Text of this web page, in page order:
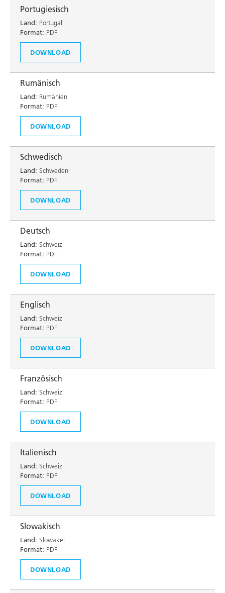
Portugiesisch
Land: Portugal
Format: PDF
DOWNLOAD
Rumänisch
Land: Rumänien
Format: PDF
DOWNLOAD
Schwedisch
Land: Schweden
Format: PDF
DOWNLOAD
Deutsch
Land: Schweiz
Format: PDF
DOWNLOAD
Englisch
Land: Schweiz
Format: PDF
DOWNLOAD
Französisch
Land: Schweiz
Format: PDF
DOWNLOAD
Italienisch
Land: Schweiz
Format: PDF
DOWNLOAD
Slowakisch
Land: Slowakei
Format: PDF
DOWNLOAD